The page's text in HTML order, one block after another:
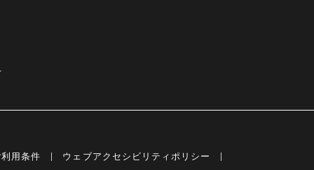
用条件 ウェブアクセシビリティポリシー